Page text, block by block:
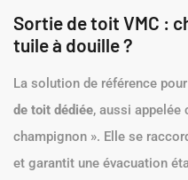
Sortie de toit VMC :
tuile à douille ?
La solution de référence
de toit dédiée, aussi appelée
champignon ». Elle se
et garantit une évacuation